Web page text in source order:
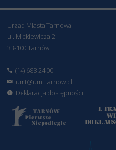
Urząd Miasta Tarnowa
ul. Mickiewicza 2
33-100 Tarnów
(14) 688 24 00
umt@umt.tarnow.pl
Deklaracja dostępności